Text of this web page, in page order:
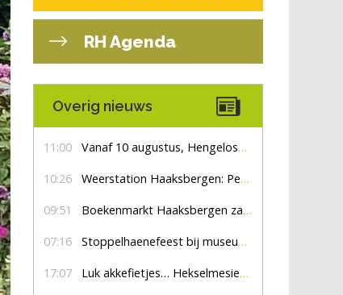
RH Agenda
Overig nieuws
11:00 Vanaf 10 augustus, Hengelosestraat drie weken dicht voor doorgaand verkeer
10:26 Weerstation Haaksbergen: Perioden met zon en droog
09:51 Boekenmarkt Haaksbergen zaterdag 8 augustus, marktplein Haaksbergen
07:16 Stoppelhaenefeest bij museum De Lebbenbrugge
17:07 Luk akkefietjes… HekselmesienHarry